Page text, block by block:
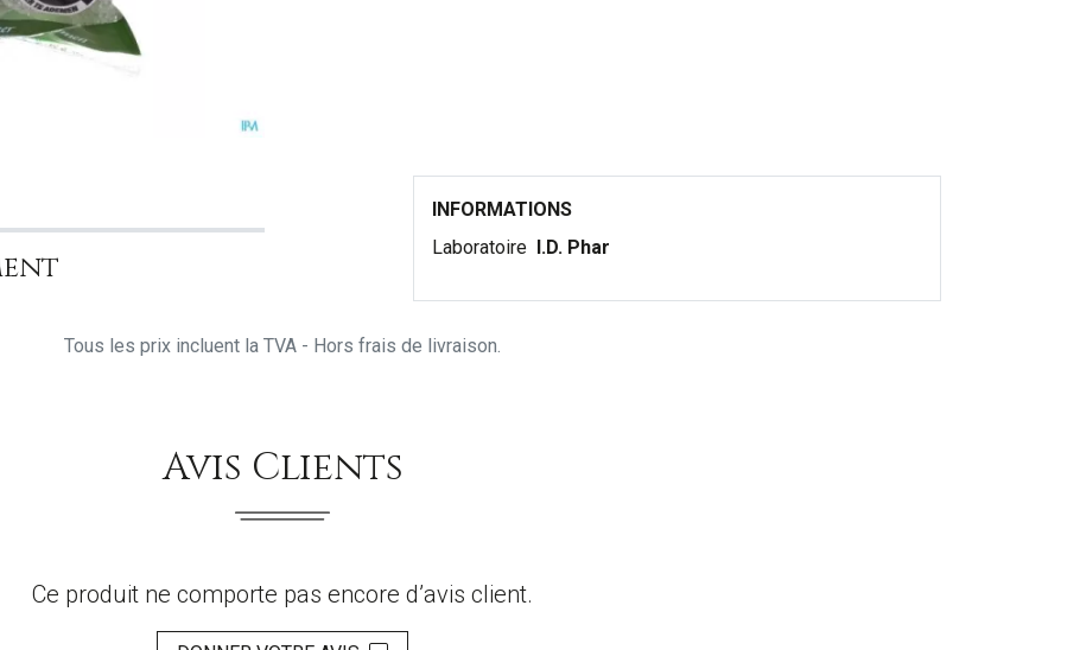
INFORMATIONS
Laboratoire I.D. Phar
Tous les prix incluent la TVA - Hors frais de livraison.
Avis Clients
Ce produit ne comporte pas encore d’avis client.